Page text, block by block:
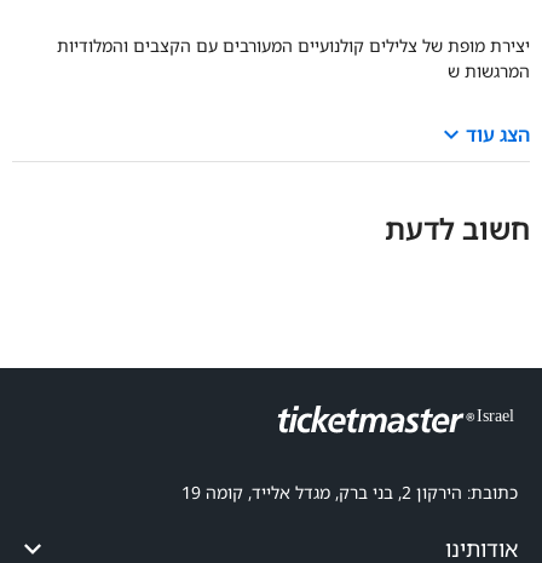
יצירת מופת של צלילים קולנועיים המעורבים עם הקצבים והמלודיות
המרגשות ש
הצג עוד keyboard_arrow_down
חשוב לדעת
כתובת: הירקון 2, בני ברק, מגדל אלייד, קומה 19
אודותינו